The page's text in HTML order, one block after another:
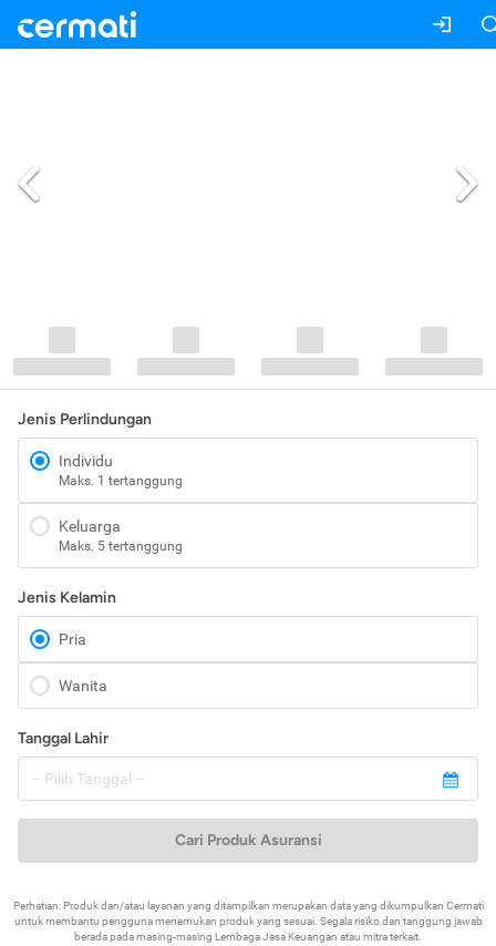
Jenis Perlindungan
Individu
Maks. 1 tertanggung
Keluarga
Maks. 5 tertanggung
Jenis Kelamin
Pria
Wanita
Tanggal Lahir
Cari Produk Asuransi
Perhatian: Produk dan/atau layanan yang ditampilkan merupakan data yang dikumpulkan Cermati
untuk membantu pengguna menemukan produk yang sesuai. Segala risiko dan tanggung jawab
berada pada masing-masing Lembaga Jasa Keuangan atau mitra terkait.